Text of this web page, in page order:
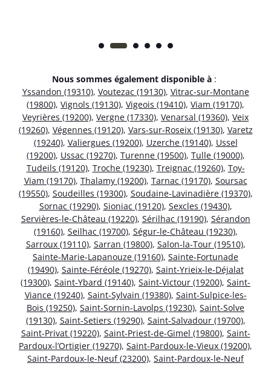
Nous sommes également disponible à :
Yssandon (19310), Voutezac (19130), Vitrac-sur-Montane
(19800), Vignols (19130), Vigeois (19410), Viam (19170),
Veyrières (19200), Vergne (17330), Venarsal (19360), Veix
(19260), Végennes (19120), Vars-sur-Roseix (19130), Varetz
(19240), Valiergues (19200), Uzerche (19140), Ussel
(19200), Ussac (19270), Turenne (19500), Tulle (19000),
Tudeils (19120), Troche (19230), Treignac (19260), Toy-
Viam (19170), Thalamy (19200), Tarnac (19170), Soursac
(19550), Soudeilles (19300), Soudaine-Lavinadière (19370),
Sornac (19290), Sioniac (19120), Sexcles (19430),
Servières-le-Château (19220), Sérilhac (19190), Sérandon
(19160), Seilhac (19700), Ségur-le-Château (19230),
Sarroux (19110), Sarran (19800), Salon-la-Tour (19510),
Sainte-Marie-Lapanouze (19160), Sainte-Fortunade
(19490), Sainte-Féréole (19270), Saint-Yrieix-le-Déjalat
(19300), Saint-Ybard (19140), Saint-Victour (19200), Saint-
Viance (19240), Saint-Sylvain (19380), Saint-Sulpice-les-
Bois (19250), Saint-Sornin-Lavolps (19230), Saint-Solve
(19130), Saint-Setiers (19290), Saint-Salvadour (19700),
Saint-Privat (19220), Saint-Priest-de-Gimel (19800), Saint-
Pardoux-l’Ortigier (19270), Saint-Pardoux-le-Vieux (19200),
Saint-Pardoux-le-Neuf (23200), Saint-Pardoux-le-Neuf